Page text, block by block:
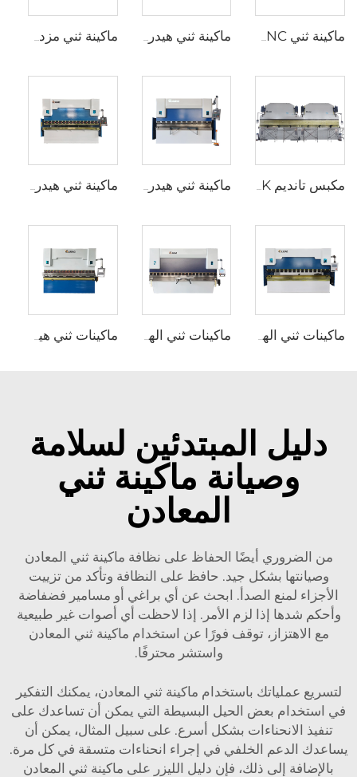
مكبس تانديم 2XWE67K لصناعة الأعمدة الخفيفة ماكينة ثني هيدروليكية WC67K مع جهاز تحكم E22 ماكينة ثني هيدروليكية WC67K مع محكم E21
ماكينات ثني الهيدروليكية WC67Y مع متحكم CNC من نوع E300
دليل المبتدئين لسلامة
وصيانة ماكينة ثني
المعادن
من الضروري أيضًا الحفاظ على نظافة ماكينة ثني المعادن
وصيانتها بشكل جيد. حافظ على النظافة وتأكد من تزييت
الأجزاء لمنع الصدأ. ابحث عن أي براغي أو مسامير فضفاضة
وأحكم شدها إذا لزم الأمر. إذا لاحظت أي أصوات غير طبيعية
مع الاهتزاز، توقف فورًا عن استخدام ماكينة ثني المعادن
واستشر محترفًا.
لتسريع عملياتك باستخدام ماكينة ثني المعادن، يمكنك التفكير
في استخدام بعض الحيل البسيطة التي يمكن أن تساعدك على
تنفيذ الانحناءات بشكل أسرع. على سبيل المثال، يمكن أن
يساعدك الدعم الخلفي في إجراء انحناءات متسقة في كل مرة.
بالإضافة إلى ذلك، فإن دليل الليزر على ماكينة ثني المعادن